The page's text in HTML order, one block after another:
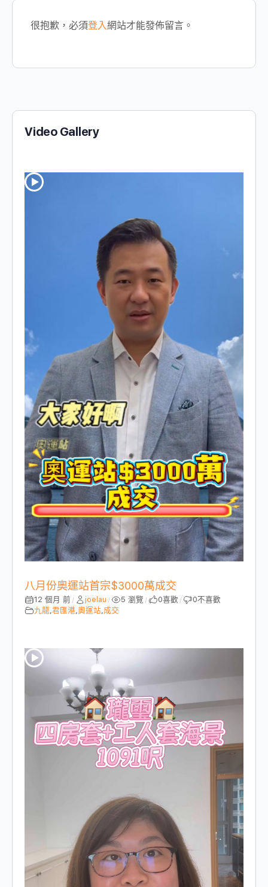
很抱歉，必須登入網站才能發佈留言。
Video Gallery
八月份奧運站首宗$3000萬成交
12 個月 前 / joelau / 5 瀏覽 / 0喜歡 / 0不喜歡
九龍,君匯港,奧運站,成交